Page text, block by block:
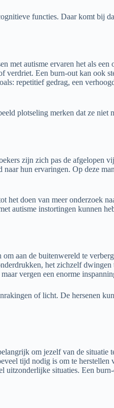
functies. Daar komt bij
met autisme ervaren het als
verdriet. Een burn-out kan ook
repetitief gedrag, een
plotseling merken dat ze niet
zijn zich pas de afgelopen
hun ervaringen. Op deze
het doen van meer onderzoek
autisme instortingen kunnen
aan de buitenwereld te
het zichzelf
vergen een enorme
of licht. De hersenen
om jezelf van de situatie
tijd nodig is om te herstellen
situaties. Een